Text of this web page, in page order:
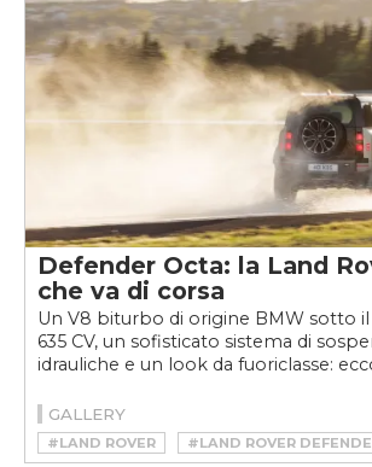
Defender Octa: la Land
che va di corsa
Un V8 biturbo di origine BMW sotto
635 CV, un sofisticato sistema di
idrauliche e un look da fuoriclasse:
GALLERY
#LAND ROVER #LAND ROVER